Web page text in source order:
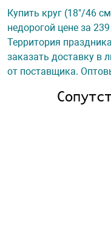
Купить круг (18"/46
недорогой цене за
Территория
заказать доставку в
от поставщика.